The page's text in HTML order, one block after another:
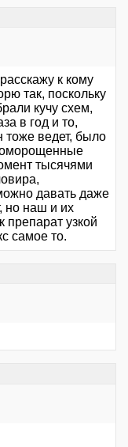
к кому
так, поскольку
кучу схем,
в год и то,
тоже ведет, было
тысячями
давать даже
но наш и их
препарат узкой
самое то.